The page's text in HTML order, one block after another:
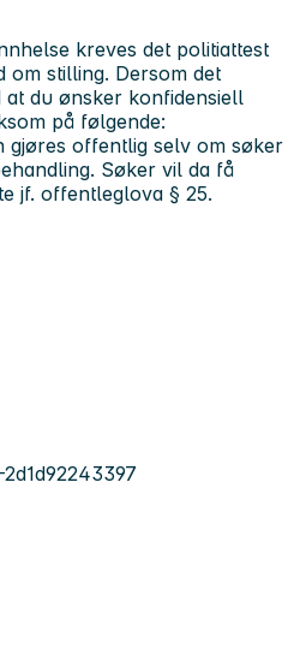
kreves det politiattest
om stilling. Dersom det
du ønsker konfidensiell
på følgende:
gjøres offentlig selv om søker
Søker vil da få
jf. offentleglova § 25.